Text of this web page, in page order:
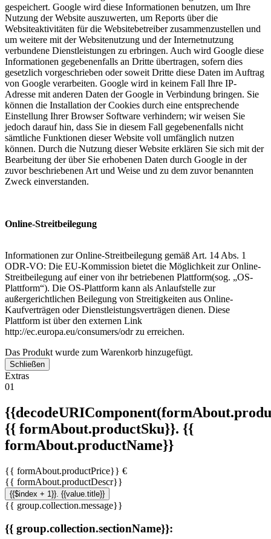
gespeichert. Google wird diese Informationen benutzen, um Ihre
Nutzung der Website auszuwerten, um Reports über die
Websiteaktivitäten für die Websitebetreiber zusammenzustellen und
um weitere mit der Websitenutzung und der Internetnutzung
verbundene Dienstleistungen zu erbringen. Auch wird Google diese
Informationen gegebenenfalls an Dritte übertragen, sofern dies
gesetzlich vorgeschrieben oder soweit Dritte diese Daten im Auftrag
von Google verarbeiten. Google wird in keinem Fall Ihre IP-
Adresse mit anderen Daten der Google in Verbindung bringen. Sie
können die Installation der Cookies durch eine entsprechende
Einstellung Ihrer Browser Software verhindern; wir weisen Sie
jedoch darauf hin, dass Sie in diesem Fall gegebenenfalls nicht
sämtliche Funktionen dieser Website voll umfänglich nutzen
können. Durch die Nutzung dieser Website erklären Sie sich mit der
Bearbeitung der über Sie erhobenen Daten durch Google in der
zuvor beschriebenen Art und Weise und zu dem zuvor benannten
Zweck einverstanden.
Online-Streitbeilegung
Informationen zur Online-Streitbeilegung gemäß Art. 14 Abs. 1
ODR-VO: Die EU-Kommission bietet die Möglichkeit zur Online-
Streitbeilegung auf einer von ihr betriebenen Plattform(sog. „OS-
Plattform“). Die OS-Plattform kann als Anlaufstelle zur
außergerichtlichen Beilegung von Streitigkeiten aus Online-
Kaufverträgen oder Dienstleistungsverträgen dienen. Diese
Plattform ist über den externen Link
http://ec.europa.eu/consumers/odr zu erreichen.
Das Produkt wurde zum Warenkorb hinzugefügt.
Schließen
Extras
01
{{ formAbout.productSku}}. {{
formAbout.productName}}
{{ formAbout.productPrice}} €
{{ formAbout.productDescr}}
{{$index + 1}}. {{value.title}}
{{ group.collection.message}}
{{ group.collection.sectionName}}: